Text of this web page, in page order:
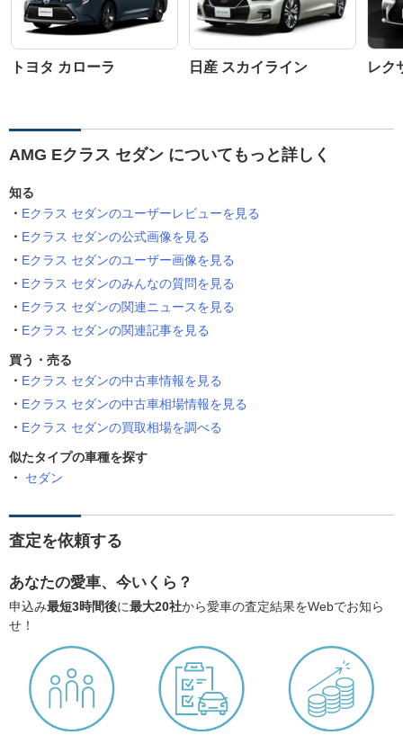
トヨタ カローラ 日産 スカイライン レク
AMG Eクラス セダン についてもっと詳しく
知る
Eクラス セダンのユーザーレビューを見る
Eクラス セダンの公式画像を見る
Eクラス セダンのユーザー画像を見る
Eクラス セダンのみんなの質問を見る
Eクラス セダンの関連ニュースを見る
Eクラス セダンの関連記事を見る
買う・売る
Eクラス セダンの中古車情報を見る
Eクラス セダンの中古車相場情報を見る
Eクラス セダンの買取相場を調べる
似たタイプの車種を探す
セダン
査定を依頼する
あなたの愛車、今いくら？
申込み最短3時間後に最大20社から愛車の査定結果をWebでお知ら
せ！